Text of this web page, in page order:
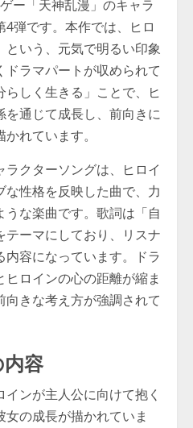
ー「天神乱漫」のキャラ
弾です。本作では、ヒロ
という、元気で明るい印象
ラマパートが収められて
しく生きる」ことで、ヒ
を通じて成長し、前向きに
れています。
ラクターソングは、ヒロイ
な性格を反映した曲で、力
な楽曲です。歌詞は「自
ーマにしており、リスナ
容になっています。ドラ
ロインの心の距離が縮ま
向きな考え方が強調されて
容
インが主人公に向けて抱く
の成長が描かれていま